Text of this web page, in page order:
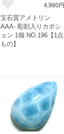
4,980円
宝石質アメトリン
AAA- 彫刻入りカボシ
ョン 1個 NO.196【1点
もの】